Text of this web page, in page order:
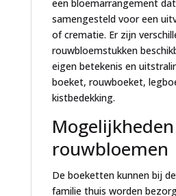
een bloemarrangement
samengesteld voor een
of crematie. Er zijn
rouwbloemstukken
eigen betekenis en
boeket, rouwboeket,
kistbedekking.
rouwbloemen
De boeketten kunnen bij
familie thuis worden